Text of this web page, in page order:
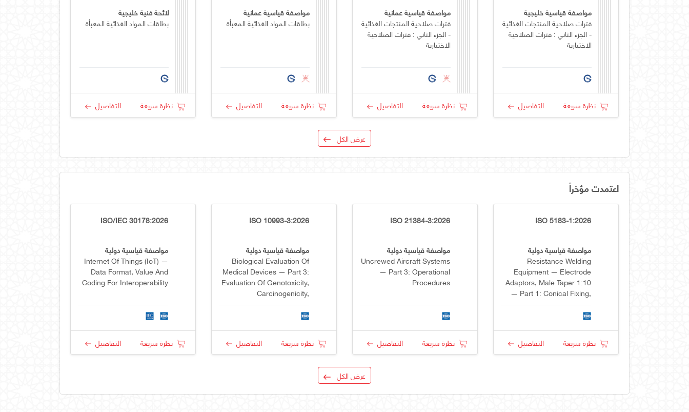
مواصفة قياسية خليجية
فترات صلاحية المنتجات الغذائية
- الجزء الثاني : فترات الصلاحية
الاختيارية
نظرة سريعة التفاصيل
مواصفة قياسية عمانية
فترات صلاحية المنتجات الغذائية
- الجزء الثاني : فترات الصلاحية
الاختيارية
نظرة سريعة التفاصيل
مواصفة قياسية عمانية
بطاقات المواد الغذائية المعبأة
نظرة سريعة التفاصيل
لائحة فنية خليجية
بطاقات المواد الغذائية المعبأة
نظرة سريعة التفاصيل
عرض الكل
اعتمدت مؤخراً
ISO 5183-1:2026
مواصفة قياسية دولية
Resistance Welding
Equipment — Electrode
Adaptors, Male Taper 1:10
— Part 1: Conical Fixing,
نظرة سريعة التفاصيل
ISO 21384-3:2026
مواصفة قياسية دولية
Uncrewed Aircraft Systems
— Part 3: Operational
Procedures
نظرة سريعة التفاصيل
ISO 10993-3:2026
مواصفة قياسية دولية
Biological Evaluation Of
Medical Devices — Part 3:
Evaluation Of Genotoxicity,
Carcinogenicity,
Developmental Toxicity
نظرة سريعة التفاصيل
ISO/IEC 30178:2026
مواصفة قياسية دولية
Internet Of Things (IoT) —
Data Format, Value And
Coding For Interoperability
نظرة سريعة التفاصيل
عرض الكل